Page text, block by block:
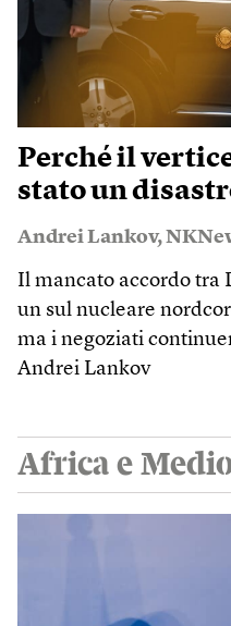
Perché il
stato un
Andrei Lankov,
Il mancato accordo tra
un sul nucleare
ma i negoziati
Andrei Lankov
Africa e